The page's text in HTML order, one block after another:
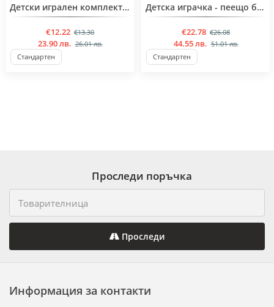
Детски игрален комплект-моделин за деца над 5 години
€12.22 €13.30
23.90 лв. 26.01 лв.
Стандартен
BESTSELLERДетска играчка - пеещо бебе с гърне за момиченца над 3 години
€22.78 €26.08
44.55 лв. 51.01 лв.
Стандартен
Проследи поръчка
Проследи
Информация за контакти